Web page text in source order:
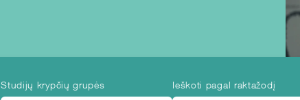
Studijų krypčių grupės Ieškoti pagal raktažodį